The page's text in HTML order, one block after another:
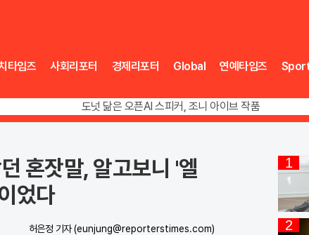
타임즈
사회리포터 경제리포터 Global 연예타임즈
도넛 닮은 오픈AI 스피커, 조니 아이브 작품
아파트 방에서 들린 쉭쉭 소리‥코브라였다
혼잣말, 알고보니 '엘
었다
허은정 기자 (eunjung@reporterstimes.com)
1
2